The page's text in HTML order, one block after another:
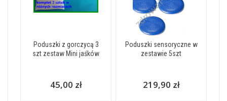
Poduszki z gorczycą 3
szt zestaw Mini jaśków
45,00 zł
Poduszki sensoryczne w
zestawie 5szt
219,90 zł